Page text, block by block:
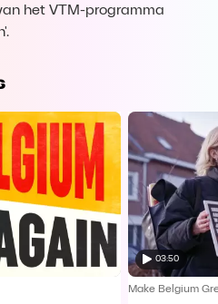
het VTM-programma
03:50
Make Belgium